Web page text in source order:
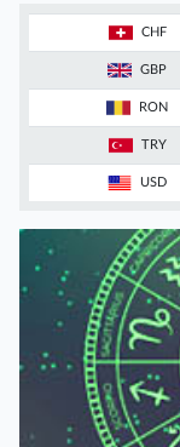
CHF
GBP
RON
TRY
USD